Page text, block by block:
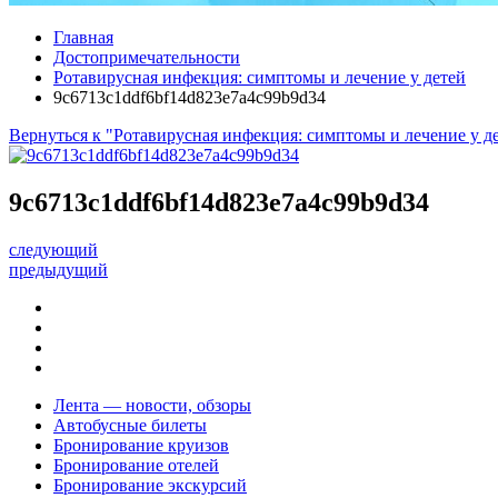
Главная
Достопримечательности
Ротавирусная инфекция: симптомы и лечение у детей
9c6713c1ddf6bf14d823e7a4c99b9d34
Вернуться к "Ротавирусная инфекция: симптомы и лечение у
9c6713c1ddf6bf14d823e7a4c99b9d34
следующий
предыдущий
Лента — новости, обзоры
Автобусные билеты
Бронирование круизов
Бронирование отелей
Бронирование экскурсий